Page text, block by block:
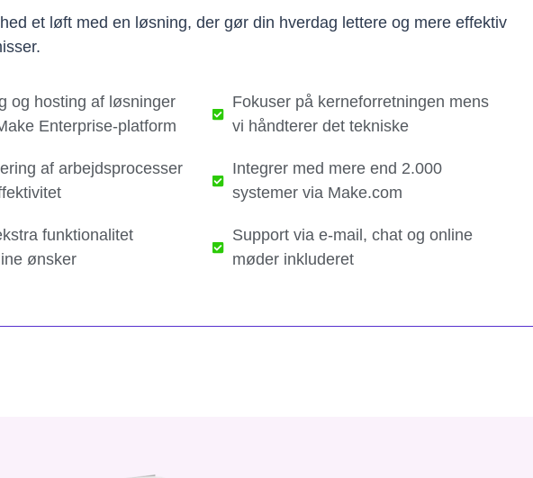
et løft med en løsning, der gør din hverdag lettere og mere effektiv
og hosting af løsninger
Enterprise-platform
af arbejdsprocesser
funktionalitet
ønsker​
Fokuser på kerneforretningen mens
vi håndterer det tekniske​
Integrer med mere end 2.000
systemer via Make.com
Support via e-mail, chat og online
møder inkluderet